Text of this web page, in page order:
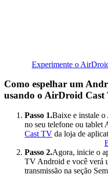
Experimente o
Como espelhar um
usando o AirDroid Cast
Passo 1.Baixe e instale
no seu telefone ou tablet
Cast TV da loja de
Passo 2.Agora, inicie o
TV Android e você verá
transmissão na seção